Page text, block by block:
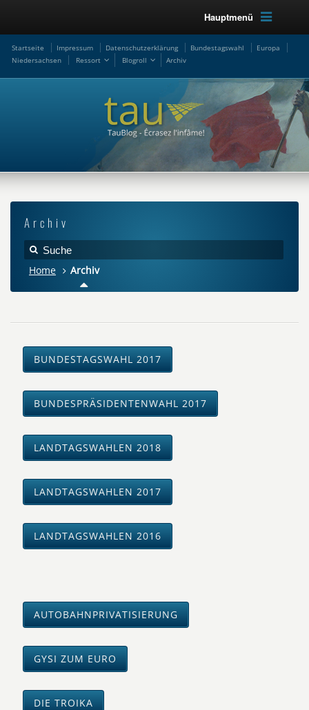
Hauptmenü
Startseite Impressum Datenschutzerklärung Bundestagswahl
Europa
Niedersachsen
Ressort Blogroll Archiv
Archiv
Home Archiv
BUNDESTAGSWAHL 2017
BUNDESPRÄSIDENTENWAHL 2017
LANDTAGSWAHLEN 2018
LANDTAGSWAHLEN 2017
LANDTAGSWAHLEN 2016
AUTOBAHNPRIVATISIERUNG
GYSI ZUM EURO
DIE TROIKA